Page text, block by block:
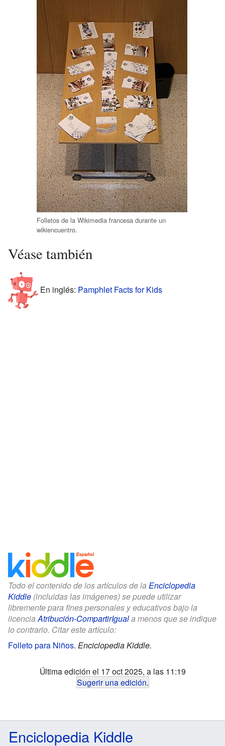
Folletos de la Wikimedia francesa durante un
wikiencuentro.
Véase también
En inglés: Pamphlet Facts for Kids
Todo el contenido de los artículos de la Enciclopedia
Kiddle (incluidas las imágenes) se puede utilizar
libremente para fines personales y educativos bajo la
licencia Atribución-CompartirIguala menos que se indique
lo contrario. Citar este artículo:
Folleto para Niños. Enciclopedia Kiddle.
Última edición el 17 oct 2025, a las 11:19
Sugerir una edición.
Enciclopedia Kiddle